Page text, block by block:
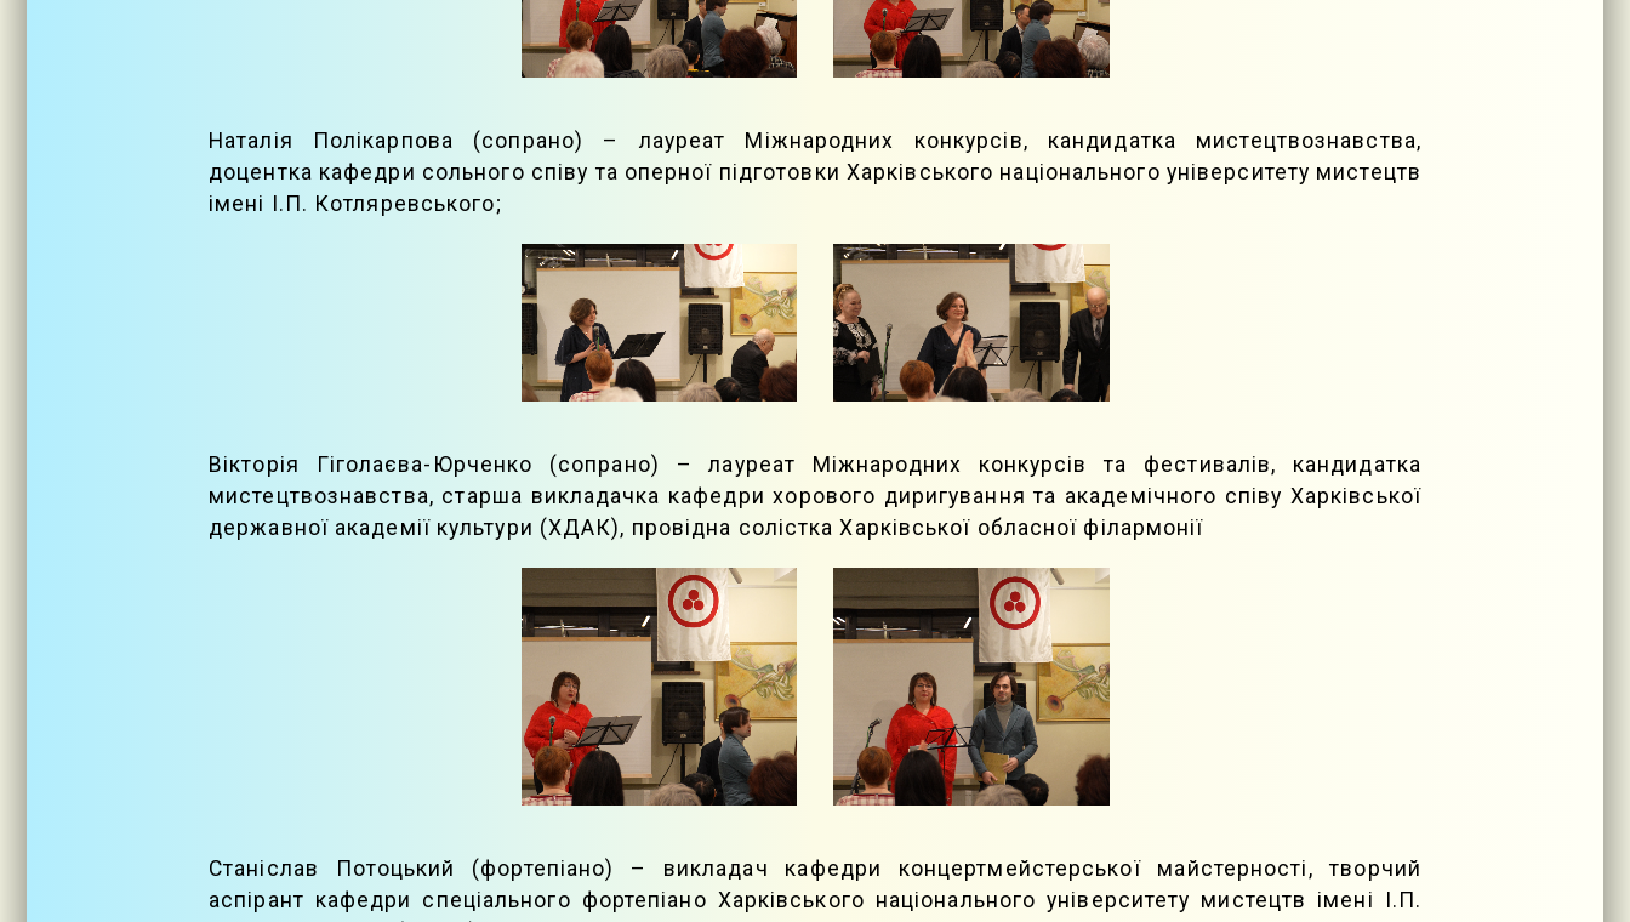
Наталія Полікарпова (сопрано) – лауреат Міжнародних конкурсів, кандидатка мистецтвознавства,
доцентка кафедри сольного співу та оперної підготовки Харківського національного університету мистецтв
імені І.П. Котляревського;
Вікторія Гіголаєва-Юрченко (сопрано) – лауреат Міжнародних конкурсів та фестивалів, кандидатка
мистецтвознавства, старша викладачка кафедри хорового диригування та академічного співу Харківської
державної академії культури (ХДАК), провідна солістка Харківської обласної філармонії
Станіслав Потоцький (фортепіано) – викладач кафедри концертмейстерської майстерності, творчий
аспірант кафедри спеціального фортепіано Харківського національного університету мистецтв імені І.П.